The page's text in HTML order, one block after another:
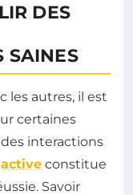
DES
SAINES
les autres, il est
certaines
interactions
active constitue
Savoir